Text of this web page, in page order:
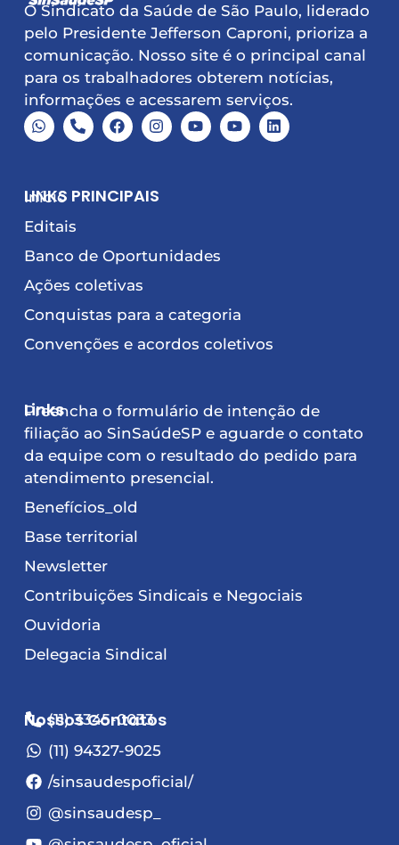
O Sindicato da Saúde de São Paulo, liderado
pelo Presidente Jefferson Caproni, prioriza a
comunicação. Nosso site é o principal canal
para os trabalhadores obterem notícias,
informações e acessarem serviços.
LINKS PRINCIPAIS
Início
Editais
Banco de Oportunidades
Ações coletivas
Conquistas para a categoria
Convenções e acordos coletivos
Links
Preencha o formulário de intenção de
filiação ao SinSaúdeSP e aguarde o contato
da equipe com o resultado do pedido para
atendimento presencial.
Benefícios_old
Base territorial
Newsletter
Contribuições Sindicais e Negociais
Ouvidoria
Delegacia Sindical
Nossos Contatos
(11) 3345-0033
(11) 94327-9025
/sinsaudespoficial/
@sinsaudesp_